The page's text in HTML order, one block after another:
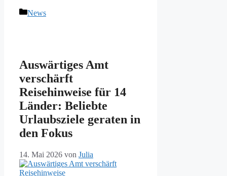
Kategorien
News
Auswärtiges Amt
verschärft
Reisehinweise für 14
Länder: Beliebte
Urlaubsziele geraten in
den Fokus
14. Mai 2026 von Julia